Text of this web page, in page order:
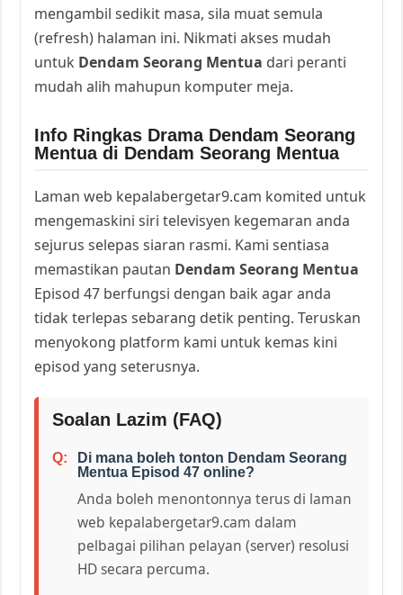
mengambil sedikit masa, sila muat semula
(refresh) halaman ini. Nikmati akses mudah
untuk Dendam Seorang Mentua dari peranti
mudah alih mahupun komputer meja.
Info Ringkas Drama Dendam Seorang
Mentua di Dendam Seorang Mentua
Laman web kepalabergetar9.cam komited untuk
mengemaskini siri televisyen kegemaran anda
sejurus selepas siaran rasmi. Kami sentiasa
memastikan pautan Dendam Seorang Mentua
Episod 47 berfungsi dengan baik agar anda
tidak terlepas sebarang detik penting. Teruskan
menyokong platform kami untuk kemas kini
episod yang seterusnya.
Soalan Lazim (FAQ)
Di mana boleh tonton Dendam Seorang
Mentua Episod 47 online?
Anda boleh menontonnya terus di laman
web kepalabergetar9.cam dalam
pelbagai pilihan pelayan (server) resolusi
HD secara percuma.